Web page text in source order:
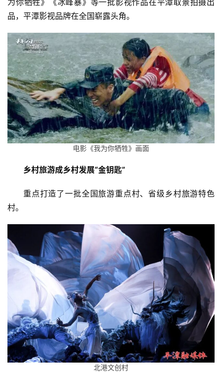
为你牺牲》《冰峰暴》等一批影视作品在平潭取景拍摄出
品，平潭影视品牌在全国崭露头角。
电影《我为你牺牲》画面
乡村旅游成乡村发展“金钥匙”
重点打造了一批全国旅游重点村、省级乡村旅游特色
村。
北港文创村